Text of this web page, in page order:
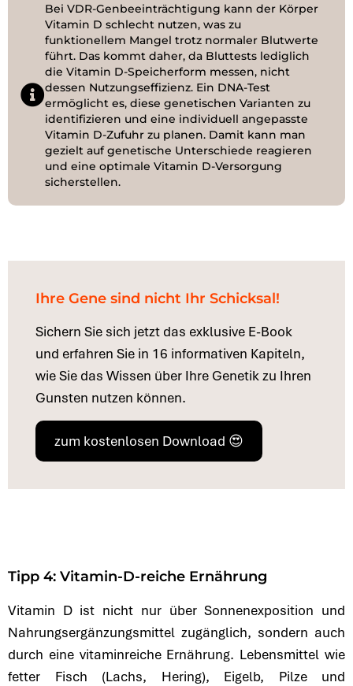
Bei VDR-Genbeeinträchtigung kann der Körper
Vitamin D schlecht nutzen, was zu
funktionellem Mangel trotz normaler Blutwerte
führt. Das kommt daher, da Bluttests lediglich
die Vitamin D-Speicherform messen, nicht
dessen Nutzungseffizienz. Ein DNA-Test
ermöglicht es, diese genetischen Varianten zu
identifizieren und eine individuell angepasste
Vitamin D-Zufuhr zu planen. Damit kann man
gezielt auf genetische Unterschiede reagieren
und eine optimale Vitamin D-Versorgung
sicherstellen.
Ihre Gene sind nicht Ihr Schicksal!
Sichern Sie sich jetzt das exklusive E-Book
und erfahren Sie in 16 informativen Kapiteln,
wie Sie das Wissen über Ihre Genetik zu Ihren
Gunsten nutzen können.
zum kostenlosen Download 😍
Tipp 4: Vitamin-D-reiche Ernährung
Vitamin D ist nicht nur über Sonnenexposition und
Nahrungsergänzungsmittel zugänglich, sondern auch
durch eine vitaminreiche Ernährung. Lebensmittel wie
fetter Fisch (Lachs, Hering), Eigelb, Pilze und